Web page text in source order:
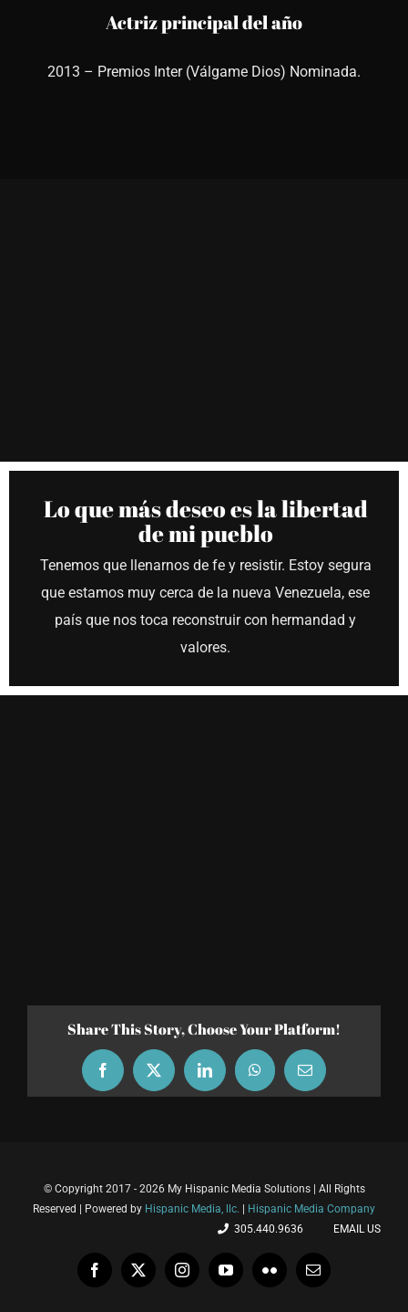
Actriz principal del año
2013 – Premios Inter (Válgame Dios) Nominada.
Lo que más deseo es la libertad
de mi pueblo
Tenemos que llenarnos de fe y resistir. Estoy segura
que estamos muy cerca de la nueva Venezuela, ese
país que nos toca reconstruir con hermandad y
valores.
Share This Story, Choose Your Platform!
FacebookX LinkedInWhatsAppEmail
© Copyright 2017 - 2026 My Hispanic Media Solutions | All Rights
Reserved | Powered by Hispanic Media, llc. | Hispanic Media Company
305.440.9636
EMAIL US
Facebook
X InstagramYouTubeFlickr Email